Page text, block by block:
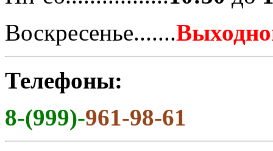
Воскресенье.......
Телефоны:
8-(999)-961-98-61